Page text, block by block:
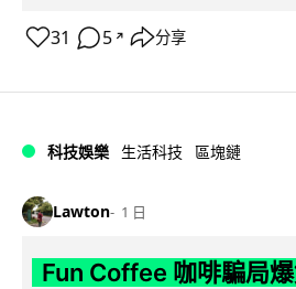
31 5 ↗ 分享
科技娛樂 生活科技 區塊鏈
Lawton 1 日
Fun Coffee 咖啡騙局